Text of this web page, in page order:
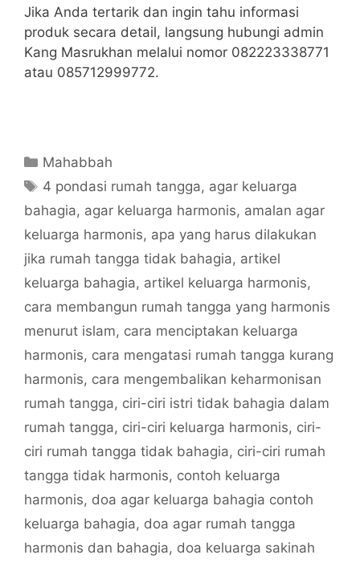
Jika Anda tertarik dan ingin tahu informasi
produk secara detail, langsung hubungi admin
Kang Masrukhan melalui nomor 082223338771
atau 085712999772.
Categories
Mahabbah
Tags
4 pondasi rumah tangga, agar keluarga
bahagia, agar keluarga harmonis, amalan agar
keluarga harmonis, apa yang harus dilakukan
jika rumah tangga tidak bahagia, artikel
keluarga bahagia, artikel keluarga harmonis,
cara membangun rumah tangga yang harmonis
menurut islam, cara menciptakan keluarga
harmonis, cara mengatasi rumah tangga kurang
harmonis, cara mengembalikan keharmonisan
rumah tangga, ciri-ciri istri tidak bahagia dalam
rumah tangga, ciri-ciri keluarga harmonis, ciri-
ciri rumah tangga tidak bahagia, ciri-ciri rumah
tangga tidak harmonis, contoh keluarga
harmonis, doa agar keluarga bahagia contoh
keluarga bahagia, doa agar rumah tangga
harmonis dan bahagia, doa keluarga sakinah